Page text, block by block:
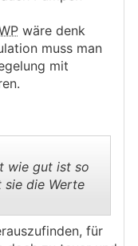
wäre denk
muss man
mit
wie gut ist so
sie die Werte
für